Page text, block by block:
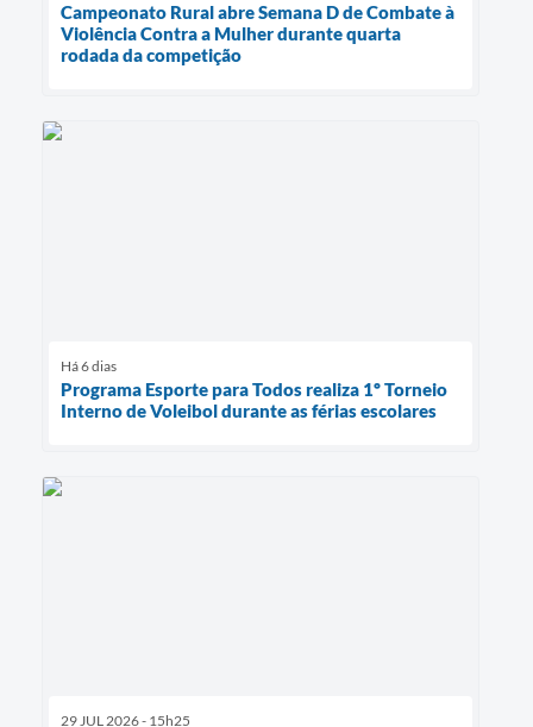
Campeonato Rural abre Semana D de Combate à
Violência Contra a Mulher durante quarta
rodada da competição
Há 6 dias
Programa Esporte para Todos realiza 1º Torneio
Interno de Voleibol durante as férias escolares
29 JUL 2026 - 15h25